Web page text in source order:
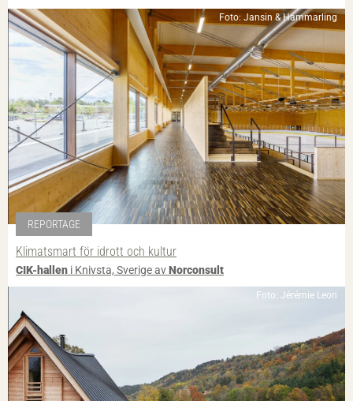
Foto: Jansin & Hammarling
REPORTAGE
Klimatsmart för idrott och kultur
CIK-hallen i Knivsta, Sverige avNorconsult
Foto: Jérémie Leon